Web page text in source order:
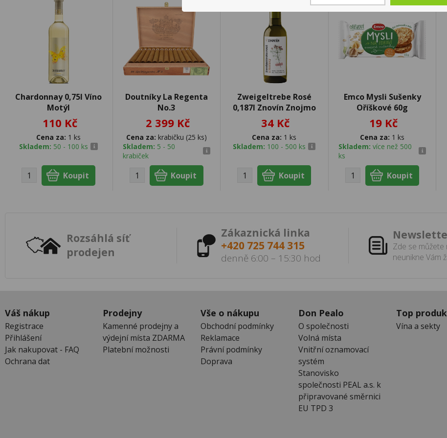
Chardonnay 0,75l Víno
Motýl
110 Kč
Cena za: 1 ks
Skladem: 50 - 100 ks
Doutníky La Regenta
No.3
2 399 Kč
Cena za: krabičku (25 ks)
Skladem: 5 - 50
krabiček
Zweigeltrebe Rosé
0,187l Znovín Znojmo
34 Kč
Cena za: 1 ks
Skladem: 100 - 500 ks
Emco Mysli Sušenky
Oříškové 60g
19 Kč
Cena za: 1 ks
Skladem: více než 500
ks
Rozsáhlá síť
prodejen
Zákaznická linka
+420 725 744 315
denně 6:00 – 15:30 hod
Zde se
neunikne Vám
Váš nákup
Registrace
Přihlášení
Jak nakupovat - FAQ
Ochrana dat
Prodejny
Kamenné prodejny a
výdejní místa ZDARMA
Platební možnosti
Vše o nákupu
Obchodní podmínky
Reklamace
Právní podmínky
Doprava
Don Pealo
O společnosti
Volná místa
Vnitřní oznamovací
systém
Stanovisko
společnosti PEAL a.s. k
připravované směrnici
EU TPD 3
Top
Vína a sekty